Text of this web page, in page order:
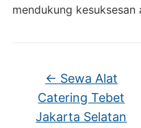
mendukung kesuksesan
← Sewa Alat
Catering Tebet
Jakarta Selatan